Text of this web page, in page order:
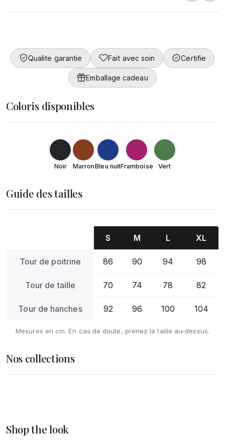
Femme
DÉCOUVRIR
Qualite garantie Fait avec soin Certifie
Emballage cadeau
Coloris disponibles
Noir MarronBleu nuitFramboise Vert
Guide des tailles
S M L XL
Tour de poitrine 86 90 94 98
Tour de taille 70 74 78 82
Tour de hanches 92 96 100 104
Mesures en cm. En cas de doute, prenez la taille au-dessus.
Nos collections
DÉCOUVRIR
Accessoires
DÉCOUVRIR
Shop the look